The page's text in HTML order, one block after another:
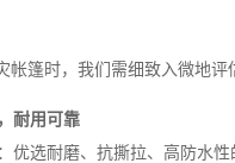
帐篷时，我们需细致入微地
耐用可靠
：优选耐磨、抗撕拉、高防水